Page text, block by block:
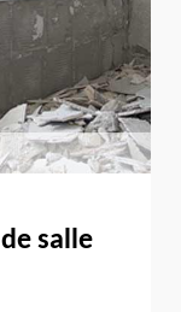
salle